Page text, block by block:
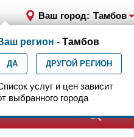
Ваш город: Тамбов
+7 (4752) 63-33-63
ежедн. 7.00-23.00
регион - Тамбов
ДА ДРУГОЙ РЕГИОН
услуг и цен зависит
выбранного города
Центр эпилептологии